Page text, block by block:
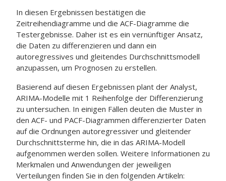
In diesen Ergebnissen bestätigen die
Zeitreihendiagramme und die ACF-Diagramme die
Testergebnisse. Daher ist es ein vernünftiger Ansatz,
die Daten zu differenzieren und dann ein
autoregressives und gleitendes Durchschnittsmodell
anzupassen, um Prognosen zu erstellen.
Basierend auf diesen Ergebnissen plant der Analyst,
ARIMA-Modelle mit 1 Reihenfolge der Differenzierung
zu untersuchen. In einigen Fällen deuten die Muster in
den ACF- und PACF-Diagrammen differenzierter Daten
auf die Ordnungen autoregressiver und gleitender
Durchschnittsterme hin, die in das ARIMA-Modell
aufgenommen werden sollen. Weitere Informationen zu
Merkmalen und Anwendungen der jeweiligen
Verteilungen finden Sie in den folgenden Artikeln: